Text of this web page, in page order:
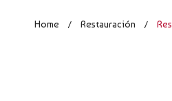
Home / Restauración /